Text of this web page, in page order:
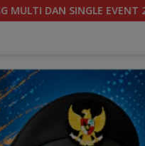
SIAPKAN BIBIT ATLET